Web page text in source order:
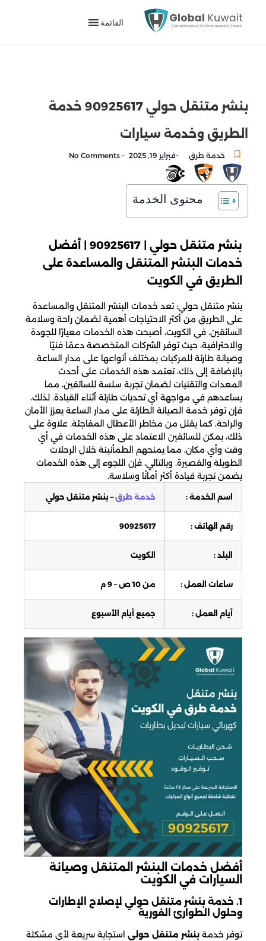
القائمة
بنشر متنقل حولي 90925617 خدمة
الطريق وخدمة سيارات
خدمة طرق -فبراير 19, 2025 -
محتوى الخدمة
بنشر متنقل حولي | 90925617 | أفضل
خدمات البنشر المتنقل والمساعدة على
الطريق في الكويت
بنشر متنقل حولي: تعد خدمات البنشر المتنقل والمساعدة
على الطريق من أكثر الاحتياجات أهمية لضمان راحة وسلامة
السائقين. في الكويت، أصبحت هذه الخدمات معيارًا للجودة
والاحترافية، حيث توفر الشركات المتخصصة دعمًا فنيًا
وصيانة طارئة للمركبات بمختلف أنواعها على مدار الساعة.
بالإضافة إلى ذلك، تعتمد هذه الخدمات على أحدث
المعدات والتقنيات لضمان تجربة سلسة للسائقين، مما
يساعدهم في مواجهة أي تحديات طارئة أثناء القيادة. لذلك،
فإن توفر خدمة الصيانة الطارئة على مدار الساعة يعزز الأمان
والراحة، كما يقلل من مخاطر الأعطال المفاجئة. علاوة على
ذلك، يمكن للسائقين الاعتماد على هذه الخدمات في أي
وقت وأي مكان، مما يمنحهم الطمأنينة خلال الرحلات
الطويلة والقصيرة. وبالتالي، فإن اللجوء إلى هذه الخدمات
يضمن تجربة قيادة أكثر أمانًا وسلاسة.
اسم الخدمة : خدمة طرق– بنشر متنقل حولي
رقم الهاتف : 90925617
البلد : الكويت
ساعات العمل : من 10 ص – 9 م
أيام العمل : جميع أيام الأسبوع
أفضل خدمات البنشر المتنقل وصيانة
السيارات في الكويت
1. خدمة بنشر متنقل حولي لإصلاح الإطارات
وحلول الطوارئ الفورية
توفر خدمة بنشر متنقل حولي استجابة سريعة لأي مشكلة